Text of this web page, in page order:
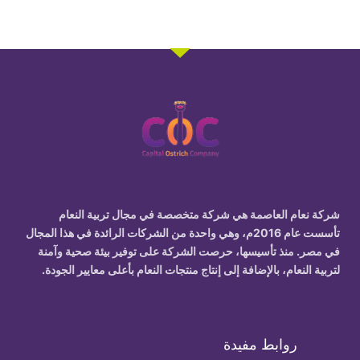
شركة نعام العاصمة هي شركة متخصصة في مجال تربية النعام
تأسست عام 2016م، وهي واحدة من الشركات الرائدة في هذا المجال
في مصر. منذ تأسيسها، حرصت الشركة على توفير بيئة صحية وآمنة
لتربية النعام، بالإضافة إلى إنتاج منتجات النعام بأعلى معايير الجودة.
روابط مفيدة